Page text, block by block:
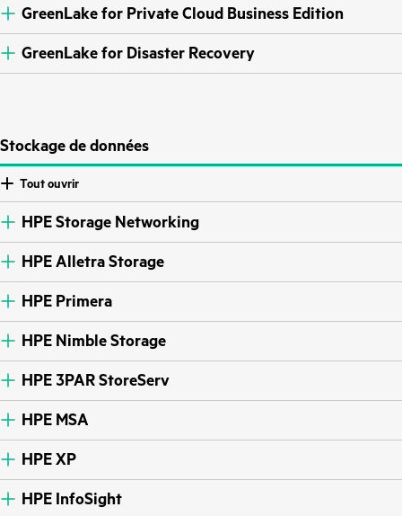
GreenLake for Private Cloud Business Edition
GreenLake for Disaster Recovery
Stockage de données
Tout ouvrir
HPE Storage Networking
HPE Alletra Storage
HPE Primera
HPE Nimble Storage
HPE 3PAR StoreServ
HPE MSA
HPE XP
HPE InfoSight